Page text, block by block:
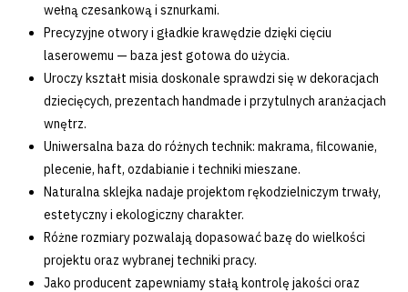
wełną czesankową i sznurkami.
Precyzyjne otwory i gładkie krawędzie dzięki cięciu
laserowemu — baza jest gotowa do użycia.
Uroczy kształt misia doskonale sprawdzi się w dekoracjach
dziecięcych, prezentach handmade i przytulnych aranżacjach
wnętrz.
Uniwersalna baza do różnych technik: makrama, filcowanie,
plecenie, haft, ozdabianie i techniki mieszane.
Naturalna sklejka nadaje projektom rękodzielniczym trwały,
estetyczny i ekologiczny charakter.
Różne rozmiary pozwalają dopasować bazę do wielkości
projektu oraz wybranej techniki pracy.
Jako producent zapewniamy stałą kontrolę jakości oraz